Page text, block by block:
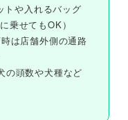
トや入れるバッグ
乗せてもOK）
は店舗外側の通路
の頭数や犬種など